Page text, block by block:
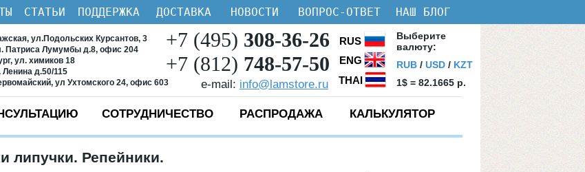
СТАТЬИ ПОДДЕРЖКА ДОСТАВКА НОВОСТИ ВОПРОС-ОТВЕТ НАШ БЛОГ
ул.Подольских Курсантов, 3
Патриса Лумумбы д.8, офис 204
ул. химиков 18
Ленина д.50/115
ул Ухтомского 24, офис 603
+7 (495) 308-36-26
+7 (812) 748-57-50
e-mail: info@lamstore.ru
RUS
ENG
Bыберите
валюту:
RUB / USD / KZT
1$ = 82.1665 p.
THAI
СОТРУДНИЧЕСТВО РАСПРОДАЖА КАЛЬКУЛЯТОР
липучки. Репейники.